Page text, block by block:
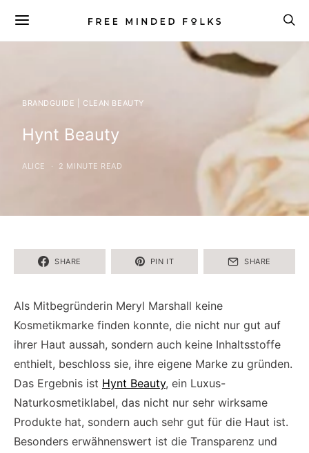
BRANDGUIDE | CLEAN BEAUTY
Hynt Beauty
ALICE 2 MINUTE READ
SHARE PIN IT SHARE
Als Mitbegründerin Meryl Marshall keine
Kosmetikmarke finden konnte, die nicht nur gut auf
ihrer Haut aussah, sondern auch keine Inhaltsstoffe
enthielt, beschloss sie, ihre eigene Marke zu gründen.
Das Ergebnis ist Hynt Beauty, ein Luxus-
Naturkosmetiklabel, das nicht nur sehr wirksame
Produkte hat, sondern auch sehr gut für die Haut ist.
Besonders erwähnenswert ist die Transparenz und